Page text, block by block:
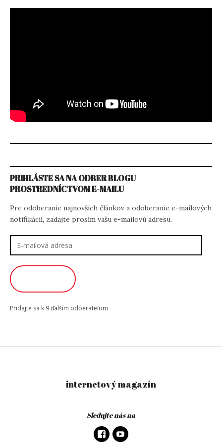
PRIHLÁSTE SA NA ODBER BLOGU
PROSTREDNÍCTVOM E-MAILU
Pre odoberanie najnovších článkov a odoberanie e-mailových
notifikácií, zadajte prosím vašu e-mailovú adresu.
adresa
Pridajte sa k 9 ďalším odberateľom
internetový magazín
Sledujte nás na